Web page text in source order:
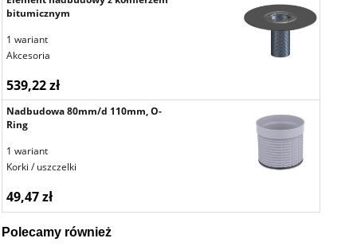
bitumicznym
1 wariant
Akcesoria
539,22 zł
Nadbudowa 80mm/d 110mm, O-
Ring
1 wariant
Korki / uszczelki
49,47 zł
Polecamy również